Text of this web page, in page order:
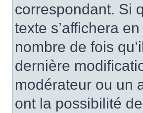
correspondant. Si
texte s’affichera
nombre de fois
dernière
modérateur ou un
ont la possibilité